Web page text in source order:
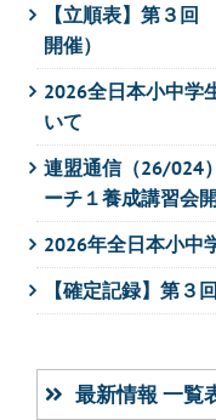
【立順表】第３
開催）
2026全日本小中学
いて
連盟通信（26/024
ーチ１養成講習会
2026年全日本小中
【確定記録】第３
最新情報 一覧